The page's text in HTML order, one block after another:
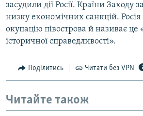
засудили дії Росії. Країни Заходу
низку економічних санкцій. Росія
окупацію півострова й називає
історичної справедливості».
Поділитись Читати без VPN
Читайте також